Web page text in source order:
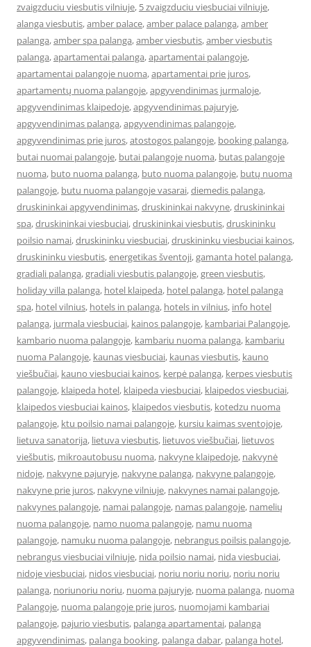
zvaigzduciu viesbutis vilniuje, 5 zvaigzduciu viesbuciai vilniuje,
alanga viesbutis,amber palace,amber palace palanga,amber
palanga,amber spa palanga,amber viesbutis,amber viesbutis
palanga,apartamentai palanga,apartamentai palangoje,
apartamentai palangoje nuoma,apartamentai prie juros,
apartamentų nuoma palangoje,apgyvendinimas jurmaloje,
apgyvendinimas klaipedoje,apgyvendinimas pajuryje,
apgyvendinimas palanga,apgyvendinimas palangoje,
apgyvendinimas prie juros,atostogos palangoje, booking palanga,
butai nuomai palangoje, butai palangoje nuoma, butas palangoje
nuoma, buto nuoma palanga, buto nuoma palangoje, butų nuoma
palangoje, butu nuoma palangoje vasarai,diemedis palanga,
druskininkai apgyvendinimas,druskininkai nakvyne,druskininkai
spa,druskininkai viesbuciai,druskininkai viesbutis,druskininku
poilsio namai,druskininku viesbuciai,druskininku viesbuciai kainos,
druskininku viesbutis,energetikas šventoji,gamanta hotel palanga,
gradiali palanga,gradiali viesbutis palangoje,green viesbutis,
holiday villa palanga, hotel klaipeda, hotel palanga, hotel palanga
spa, hotel vilnius, hotels in palanga, hotels in vilnius, info hotel
palanga, jurmala viesbuciai, kainos palangoje, kambariai Palangoje,
kambario nuoma palangoje, kambariu nuoma palanga, kambariu
nuoma Palangoje, kaunas viesbuciai, kaunas viesbutis, kauno
viešbučiai, kauno viesbuciai kainos, kerpė palanga, kerpes viesbutis
palangoje, klaipeda hotel, klaipeda viesbuciai, klaipedos viesbuciai,
klaipedos viesbuciai kainos, klaipedos viesbutis, kotedzu nuoma
palangoje, ktu poilsio namai palangoje, kursiu kaimas sventojoje,
lietuva sanatorija, lietuva viesbutis, lietuvos viešbučiai, lietuvos
viešbutis, mikroautobusu nuoma, nakvyne klaipedoje, nakvynė
nidoje, nakvyne pajuryje, nakvyne palanga, nakvyne palangoje,
nakvyne prie juros, nakvyne vilniuje, nakvynes namai palangoje,
nakvynes palangoje, namai palangoje, namas palangoje, namelių
nuoma palangoje, namo nuoma palangoje, namu nuoma
palangoje, namuku nuoma palangoje, nebrangus poilsis palangoje,
nebrangus viesbuciai vilniuje, nida poilsio namai, nida viesbuciai,
nidoje viesbuciai, nidos viesbuciai, noriu noriu noriu, noriu noriu
palanga, noriunoriu noriu, nuoma pajuryje, nuoma palanga, nuoma
Palangoje, nuoma palangoje prie juros, nuomojami kambariai
palangoje, pajurio viesbutis, palanga apartamentai, palanga
apgyvendinimas, palanga booking, palanga dabar, palanga hotel,